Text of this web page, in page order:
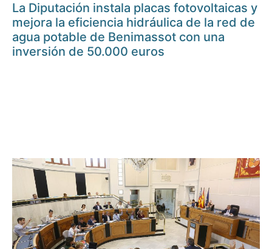
La Diputación instala placas fotovoltaicas y
mejora la eficiencia hidráulica de la red de
agua potable de Benimassot con una
inversión de 50.000 euros